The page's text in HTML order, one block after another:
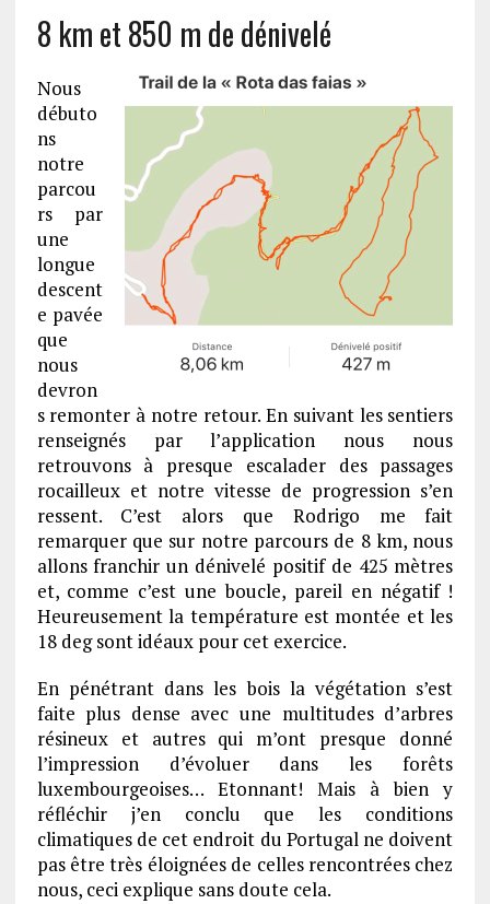
8 km et 850 m de dénivelé
Nous
débuto
ns
notre
parcou
rs par
une
longue
descent
e pavée
que
nous
devron
s remonter à notre retour. En suivant les sentiers
renseignés par l’application nous nous
retrouvons à presque escalader des passages
rocailleux et notre vitesse de progression s’en
ressent. C’est alors que Rodrigo me fait
remarquer que sur notre parcours de 8 km, nous
allons franchir un dénivelé positif de 425 mètres
et, comme c’est une boucle, pareil en négatif !
Heureusement la température est montée et les
18 deg sont idéaux pour cet exercice.
En pénétrant dans les bois la végétation s’est
faite plus dense avec une multitudes d’arbres
résineux et autres qui m’ont presque donné
l’impression d’évoluer dans les forêts
luxembourgeoises… Etonnant! Mais à bien y
réfléchir j’en conclu que les conditions
climatiques de cet endroit du Portugal ne doivent
pas être très éloignées de celles rencontrées chez
nous, ceci explique sans doute cela.